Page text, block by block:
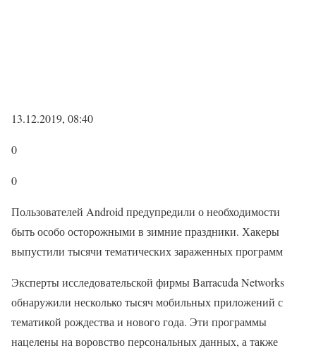
13.12.2019, 08:40
0
0
Пользователей Android предупредили о необходимости
быть особо осторожными в зимние праздники. Хакеры
выпустили тысячи тематических зараженных программ
Эксперты исследовательской фирмы Barracuda Networks
обнаружили несколько тысяч мобильных приложений с
тематикой рождества и нового года. Эти программы
нацелены на воровство персональных данных, а также